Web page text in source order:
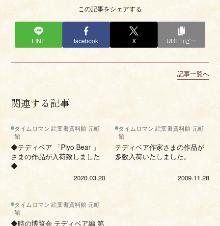
この記事をシェアする
LINE facebook X URLコピー
記事一覧へ
関連する記事
タイムロマン 絵葉書資料館 元町
館
◆テディベア 「Piyo Bear 」
さまの作品が入荷致しました
◆
2020.03.20
タイムロマン 絵葉書資料館 元町
館
テディベア作家さまの作品が
多数入荷いたしました。
2009.11.28
タイムロマン 絵葉書資料館 元町
館
◆時の博覧会 テディベア編 第